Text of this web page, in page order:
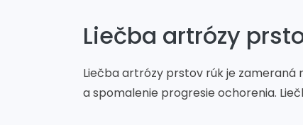
Liečba artrózy
Liečba artrózy prstov rúk je zameraná
a spomalenie progresie ochorenia.